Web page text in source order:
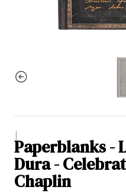
|
Paperblanks -
Dura -
Chaplin